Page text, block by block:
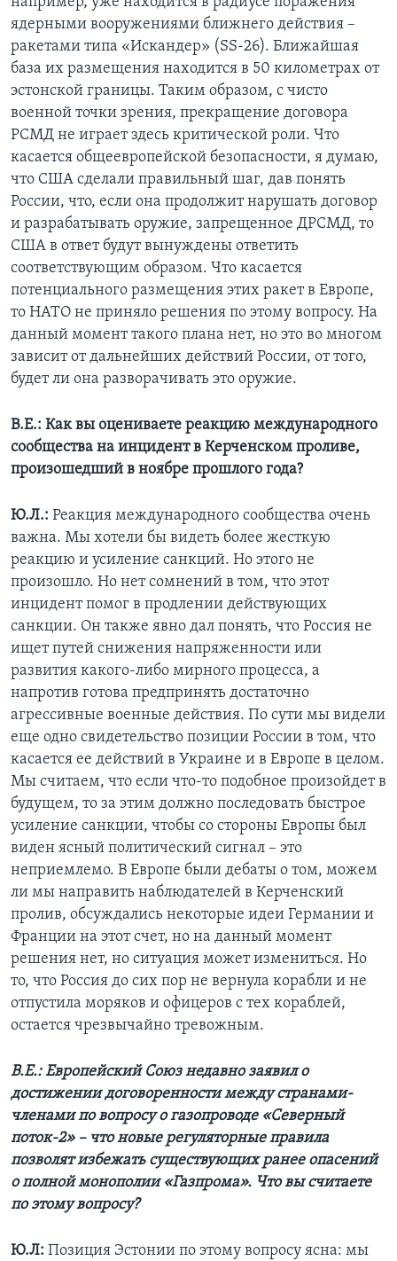
ядерными вооружениями ближнего действия –
ракетами типа «Искандер» (SS-26). Ближайшая
база их размещения находится в 50 километрах от
эстонской границы. Таким образом, с чисто
военной точки зрения, прекращение договора
РСМД не играет здесь критической роли. Что
касается общеевропейской безопасности, я думаю,
что США сделали правильный шаг, дав понять
России, что, если она продолжит нарушать договор
и разрабатывать оружие, запрещенное ДРСМД, то
США в ответ будут вынуждены ответить
соответствующим образом. Что касается
потенциального размещения этих ракет в Европе,
то НАТО не приняло решения по этому вопросу. На
данный момент такого плана нет, но это во многом
зависит от дальнейших действий России, от того,
будет ли она разворачивать это оружие.
В.Е.: Как вы оцениваете реакцию международного
сообщества на инцидент в Керченском проливе,
произошедший в ноябре прошлого года?
Ю.Л.: Реакция международного сообщества очень
важна. Мы хотели бы видеть более жесткую
реакцию и усиление санкций. Но этого не
произошло. Но нет сомнений в том, что этот
инцидент помог в продлении действующих
санкции. Он также явно дал понять, что Россия не
ищет путей снижения напряженности или
развития какого-либо мирного процесса, а
напротив готова предпринять достаточно
агрессивные военные действия. По сути мы видели
еще одно свидетельство позиции России в том, что
касается ее действий в Украине и в Европе в целом.
Мы считаем, что если что-то подобное произойдет в
будущем, то за этим должно последовать быстрое
усиление санкции, чтобы со стороны Европы был
виден ясный политический сигнал – это
неприемлемо. В Европе были дебаты о том, можем
ли мы направить наблюдателей в Керченский
пролив, обсуждались некоторые идеи Германии и
Франции на этот счет, но на данный момент
решения нет, но ситуация может измениться. Но
то, что Россия до сих пор не вернула корабли и не
отпустила моряков и офицеров с тех кораблей,
остается чрезвычайно тревожным.
В.Е.: Европейский Союз недавно заявил о
достижении договоренности между странами-
членами по вопросу о газопроводе «Северный
поток-2» – что новые регуляторные правила
позволят избежать существующих ранее опасений
о полной монополии «Газпрома». Что вы считаете
по этому вопросу?
Ю.Л: Позиция Эстонии по этому вопросу ясна: мы